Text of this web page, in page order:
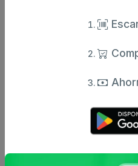
Enviar comentario
Análisis